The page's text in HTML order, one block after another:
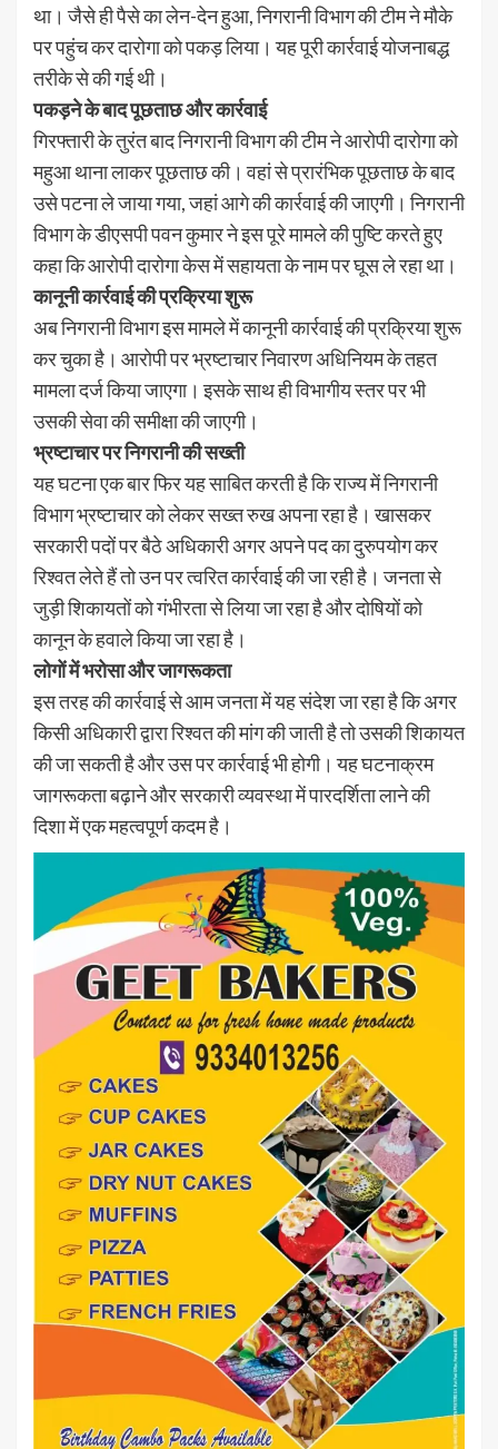
था। जैसे ही पैसे का लेन-देन हुआ, निगरानी विभाग की टीम ने मौके
पर पहुंच कर दारोगा को पकड़ लिया। यह पूरी कार्रवाई योजनाबद्ध
तरीके से की गई थी।
पकड़ने के बाद पूछताछ और कार्रवाई
गिरफ्तारी के तुरंत बाद निगरानी विभाग की टीम ने आरोपी दारोगा को
महुआ थाना लाकर पूछताछ की। वहां से प्रारंभिक पूछताछ के बाद
उसे पटना ले जाया गया, जहां आगे की कार्रवाई की जाएगी। निगरानी
विभाग के डीएसपी पवन कुमार ने इस पूरे मामले की पुष्टि करते हुए
कहा कि आरोपी दारोगा केस में सहायता के नाम पर घूस ले रहा था।
कानूनी कार्रवाई की प्रक्रिया शुरू
अब निगरानी विभाग इस मामले में कानूनी कार्रवाई की प्रक्रिया शुरू
कर चुका है। आरोपी पर भ्रष्टाचार निवारण अधिनियम के तहत
मामला दर्ज किया जाएगा। इसके साथ ही विभागीय स्तर पर भी
उसकी सेवा की समीक्षा की जाएगी।
भ्रष्टाचार पर निगरानी की सख्ती
यह घटना एक बार फिर यह साबित करती है कि राज्य में निगरानी
विभाग भ्रष्टाचार को लेकर सख्त रुख अपना रहा है। खासकर
सरकारी पदों पर बैठे अधिकारी अगर अपने पद का दुरुपयोग कर
रिश्वत लेते हैं तो उन पर त्वरित कार्रवाई की जा रही है। जनता से
जुड़ी शिकायतों को गंभीरता से लिया जा रहा है और दोषियों को
कानून के हवाले किया जा रहा है।
लोगों में भरोसा और जागरूकता
इस तरह की कार्रवाई से आम जनता में यह संदेश जा रहा है कि अगर
किसी अधिकारी द्वारा रिश्वत की मांग की जाती है तो उसकी शिकायत
की जा सकती है और उस पर कार्रवाई भी होगी। यह घटनाक्रम
जागरूकता बढ़ाने और सरकारी व्यवस्था में पारदर्शिता लाने की
दिशा में एक महत्वपूर्ण कदम है।